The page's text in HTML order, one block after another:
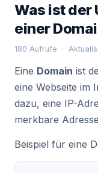
Was ist der
einer
180 Aufrufe ·
Eine Domain ist
eine Webseite im
dazu, eine IP-
merkbare
Beispiel für eine